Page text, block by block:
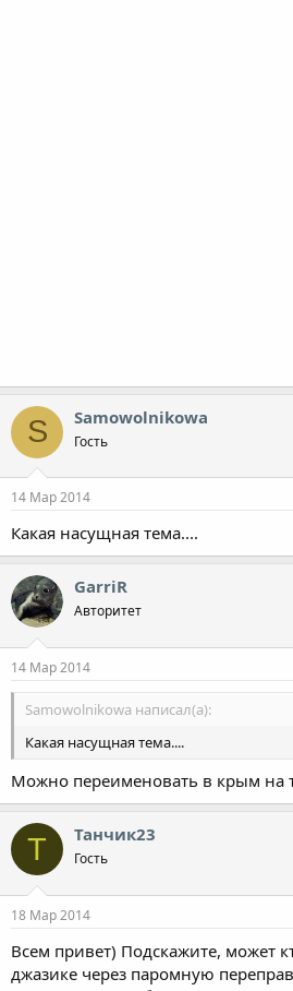
S Samowolnikowa
Гость
14 Мар 2014
Какая насущная тема....
GarriR
Авторитет
14 Мар 2014
Samowolnikowa написал(а):
Какая насущная тема....
Можно переименовать в крым на
Т Танчик23
Гость
18 Мар 2014
Всем привет) Подскажите, может
джазике через паромную